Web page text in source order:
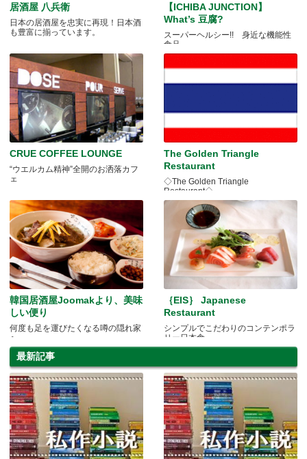
居酒屋 八兵衛
日本の居酒屋を忠実に再現！日本酒
も豊富に揃っています。
【ICHIBA JUNCTION】
What’s 豆腐?
スーパーヘルシー!! 身近な機能性
食品
CRUE COFFEE LOUNGE
“ウエルカム精神”全開のお洒落カフ
ェ
The Golden Triangle
Restaurant
◇The Golden Triangle
Restaurant◇
韓国居酒屋Joomakより、美味
しい便り
何度も足を運びたくなる噂の隠れ家
へ
｛EIS｝ Japanese
Restaurant
シンプルでこだわりのコンテンポラ
リー日本食
最新記事